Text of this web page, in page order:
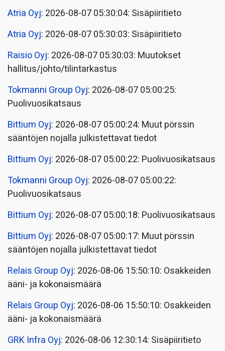
Atria Oyj: 2026-08-07 05:30:04: Sisäpiiritieto
Atria Oyj: 2026-08-07 05:30:03: Sisäpiiritieto
Raisio Oyj: 2026-08-07 05:30:03: Muutokset
hallitus/johto/tilintarkastus
Tokmanni Group Oyj: 2026-08-07 05:00:25:
Puolivuosikatsaus
Bittium Oyj: 2026-08-07 05:00:24: Muut pörssin
sääntöjen nojalla julkistettavat tiedot
Bittium Oyj: 2026-08-07 05:00:22: Puolivuosikatsaus
Tokmanni Group Oyj: 2026-08-07 05:00:22:
Puolivuosikatsaus
Bittium Oyj: 2026-08-07 05:00:18: Puolivuosikatsaus
Bittium Oyj: 2026-08-07 05:00:17: Muut pörssin
sääntöjen nojalla julkistettavat tiedot
Relais Group Oyj: 2026-08-06 15:50:10: Osakkeiden
ääni- ja kokonaismäärä
Relais Group Oyj: 2026-08-06 15:50:10: Osakkeiden
ääni- ja kokonaismäärä
GRK Infra Oyj: 2026-08-06 12:30:14: Sisäpiiritieto